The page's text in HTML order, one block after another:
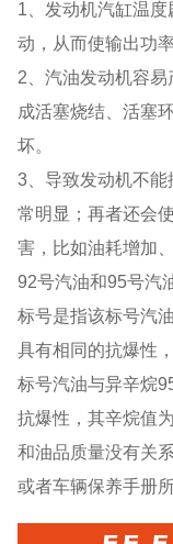
1、发动机汽缸温
动，从而使输出功
2、汽油发动机容
成活塞烧结、活塞
坏。
3、导致发动机不
常明显；再者还会
害，比如油耗增加
92号汽油和95号汽
标号是指该标号汽
具有相同的抗爆性
标号汽油与异辛烷
抗爆性，其辛烷值
和油品质量没有关
或者车辆保养手册